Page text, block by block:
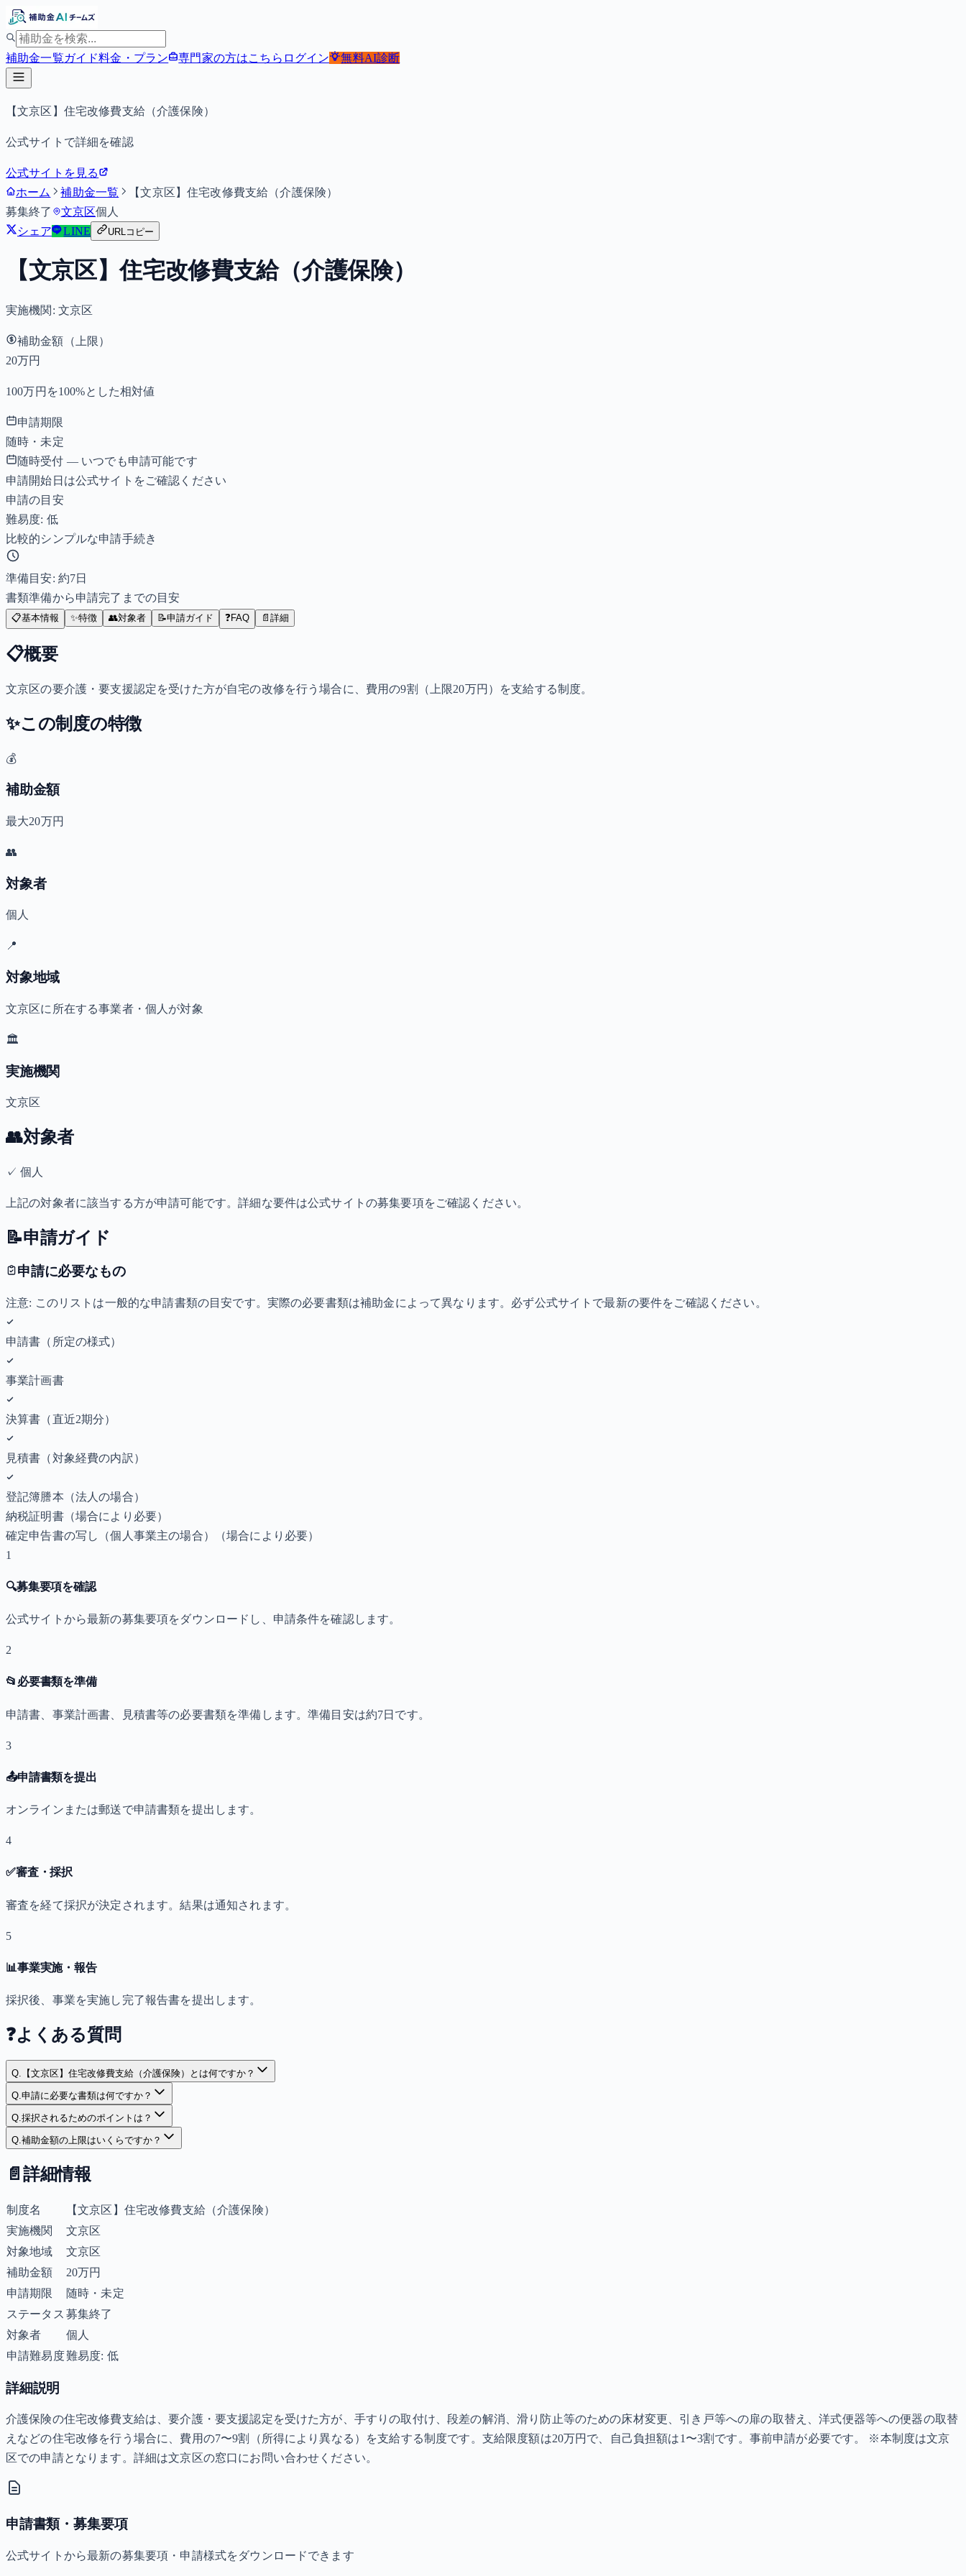
補助金一覧ガイド料金・プラン 専門家の方はこちら ログイン 無料AI診断
【文京区】住宅改修費支給（介護保険）
公式サイトで詳細を確認
公式サイトを見る
ホーム
補助金一覧
【文京区】住宅改修費支給（介護保険）
募集終了
文京区個人
シェア
LINE URLコピー
【文京区】住宅改修費支給（介護保険）
実施機関: 文京区
補助金額（上限）
20万円
100万円を100%とした相対値
申請期限
随時・未定
随時受付 — いつでも申請可能です
申請開始日は公式サイトをご確認ください
申請の目安
難易度: 低
比較的シンプルな申請手続き
準備目安: 約7日
書類準備から申請完了までの目安
📋基本情報 ✨特徴 👥対象者 📝申請ガイド ❓FAQ 📄 詳細
📋概要
文京区の要介護・要支援認定を受けた方が自宅の改修を行う場合に、費用の9割（上限20万円）を支給する制度。
✨この制度の特徴
💰
補助金額
最大20万円
👥
対象者
個人
📍
対象地域
文京区に所在する事業者・個人が対象
🏛️
実施機関
文京区
👥対象者
✓個人
上記の対象者に該当する方が申請可能です。詳細な要件は公式サイトの募集要項をご確認ください。
📝申請ガイド
申請に必要なもの
注意: このリストは一般的な申請書類の目安です。実際の必要書類は補助金によって異なります。必ず公式サイトで最新の要件をご確認ください。
申請書（所定の様式）
事業計画書
決算書（直近2期分）
見積書（対象経費の内訳）
登記簿謄本（法人の場合）
納税証明書（場合により必要）
確定申告書の写し（個人事業主の場合）
（場合により必要）
1
🔍募集要項を確認
公式サイトから最新の募集要項をダウンロードし、申請条件を確認します。
2
📂 必要書類を準備
申請書、事業計画書、見積書等の必要書類を準備します。準備目安は約7日です。
3
📤申請書類を提出
オンラインまたは郵送で申請書類を提出します。
4
✅審査・採択
審査を経て採択が決定されます。結果は通知されます。
5
📊事業実施・報告
採択後、事業を実施し完了報告書を提出します。
❓よくある質問
Q. 【文京区】住宅改修費支給（介護保険）とは何ですか？
Q.申請に必要な書類は何ですか？
Q.採択されるためのポイントは？
Q.補助金額の上限はいくらですか？
📄 詳細情報
制度名
【文京区】住宅改修費支給（介護保険）
実施機関
文京区
対象地域
文京区
補助金額
20万円
申請期限
随時・未定
ステータス 募集終了
対象者
個人
申請難易度難易度: 低
詳細説明
介護保険の住宅改修費支給は、要介護・要支援認定を受けた方が、手すりの取付け、段差の解消、滑り防止等のための床材変更、引き戸等への扉の取替え、洋式便器等への便器の取替
えなどの住宅改修を行う場合に、費用の7〜9割（所得により異なる）を支給する制度です。支給限度額は20万円で、自己負担額は1〜3割です。事前申請が必要です。 ※本制度は文京
区での申請となります。詳細は文京区の窓口にお問い合わせください。
申請書類・募集要項
公式サイトから最新の募集要項・申請様式をダウンロードできます